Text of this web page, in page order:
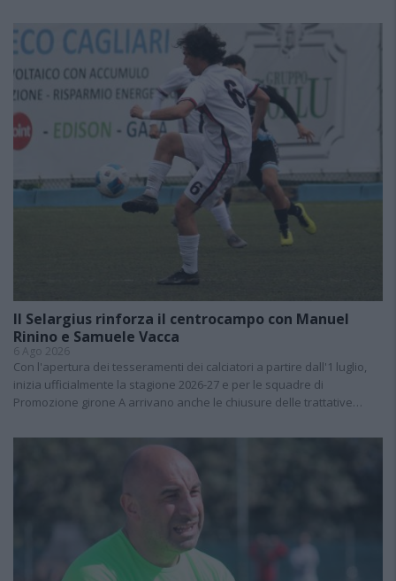
Il Selargius rinforza il centrocampo con Manuel
Rinino e Samuele Vacca
6 Ago 2026
Con l'apertura dei tesseramenti dei calciatori a partire dall'1 luglio,
inizia ufficialmente la stagione 2026-27 e per le squadre di
Promozione girone A arrivano anche le chiusure delle trattative…